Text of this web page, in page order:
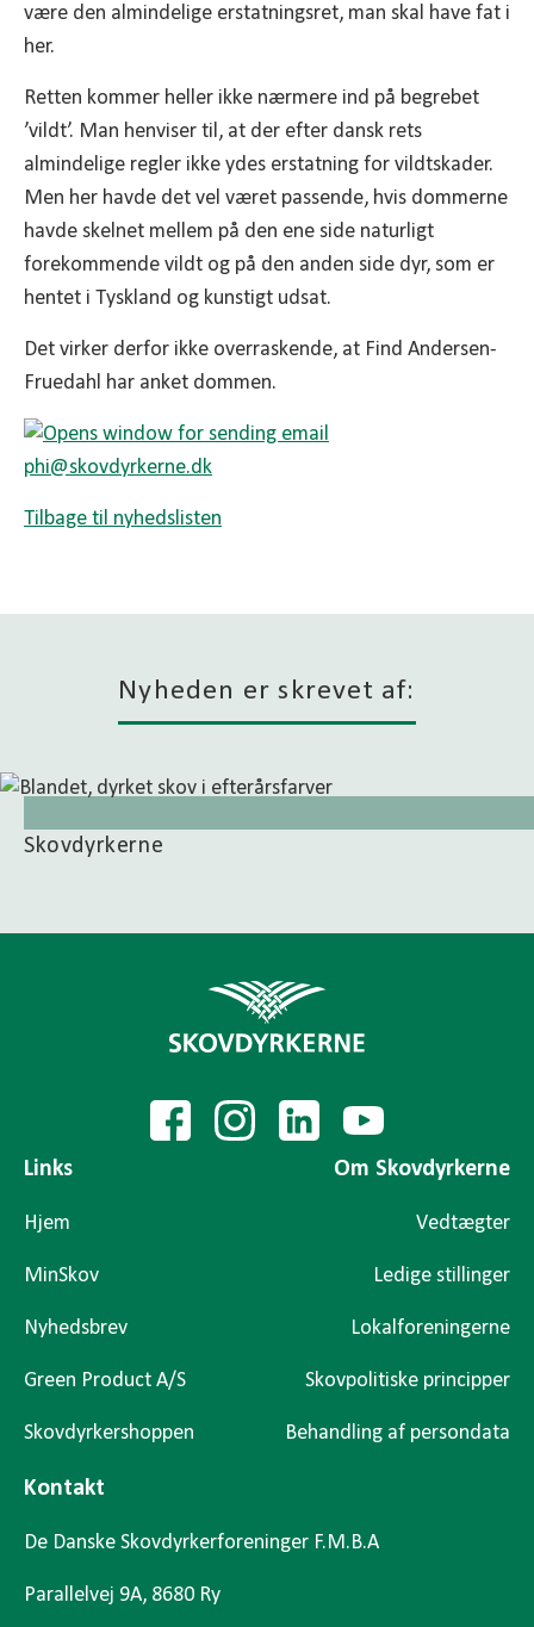
være den almindelige erstatningsret, man skal have fat i
her.
Retten kommer heller ikke nærmere ind på begrebet
’vildt’. Man henviser til, at der efter dansk rets
almindelige regler ikke ydes erstatning for vildtskader.
Men her havde det vel været passende, hvis dommerne
havde skelnet mellem på den ene side naturligt
forekommende vildt og på den anden side dyr, som er
hentet i Tyskland og kunstigt udsat.
Det virker derfor ikke overraskende, at Find Andersen-
Fruedahl har anket dommen.
phi@skovdyrkerne.dk
Tilbage til nyhedslisten
Nyheden er skrevet af:
Skovdyrkerne
Links
Hjem
MinSkov
Nyhedsbrev
Green Product A/S
Skovdyrkershoppen
Om Skovdyrkerne
Vedtægter
Ledige stillinger
Lokalforeningerne
Skovpolitiske principper
Behandling af persondata
Kontakt
De Danske Skovdyrkerforeninger F.M.B.A
Parallelvej 9A, 8680 Ry